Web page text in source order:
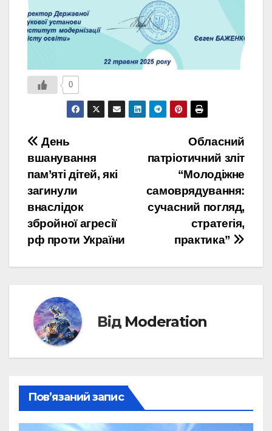
0
Навігація
записів
Обласний
патріотичний зліт
“Молодіжне
самоврядування:
сучасний погляд,
стратегія,
практика”
День
вшанування
пам’яті дітей, які
загинули
внаслідок
збройної агресії
рф проти України
Від Moderation
Пов’язаний запис